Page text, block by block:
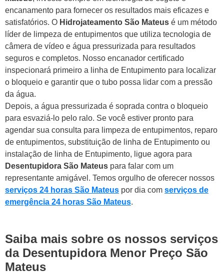
encanamento para fornecer os resultados mais eficazes e
satisfatórios. O Hidrojateamento São Mateus é um método
líder de limpeza de entupimentos que utiliza tecnologia de
câmera de vídeo e água pressurizada para resultados
seguros e completos. Nosso encanador certificado
inspecionará primeiro a linha de Entupimento para localizar
o bloqueio e garantir que o tubo possa lidar com a pressão
da água.
Depois, a água pressurizada é soprada contra o bloqueio
para esvaziá-lo pelo ralo. Se você estiver pronto para
agendar sua consulta para limpeza de entupimentos, reparo
de entupimentos, substituição de linha de Entupimento ou
instalação de linha de Entupimento, ligue agora para
Desentupidora São Mateus para falar com um
representante amigável. Temos orgulho de oferecer nossos
serviços 24 horas São Mateus por dia com serviços de
emergência 24 horas São Mateus.
Saiba mais sobre os nossos serviços
da Desentupidora Menor Preço São
Mateus